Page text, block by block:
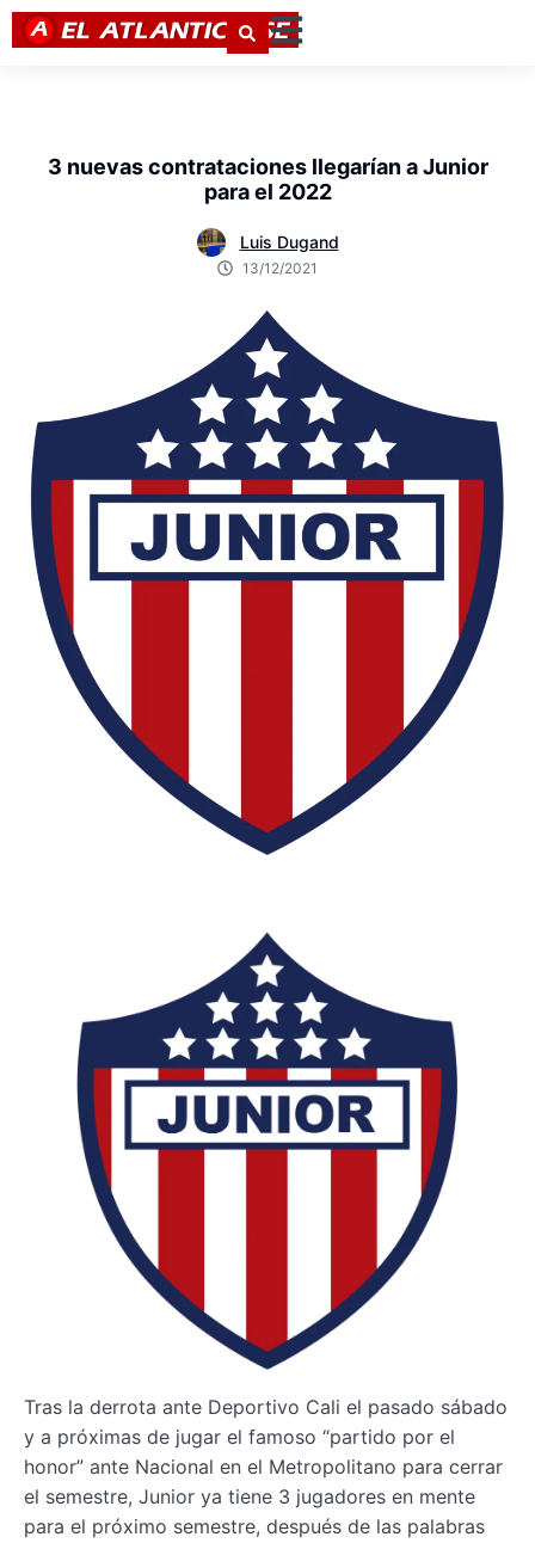
3 nuevas contrataciones llegarían a Junior
para el 2022
Luis Dugand
13/12/2021
Tras la derrota ante Deportivo Cali el pasado sábado
y a próximas de jugar el famoso “partido por el
honor” ante Nacional en el Metropolitano para cerrar
el semestre, Junior ya tiene 3 jugadores en mente
para el próximo semestre, después de las palabras